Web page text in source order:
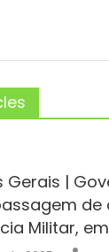
Gerais |
de
Militar,